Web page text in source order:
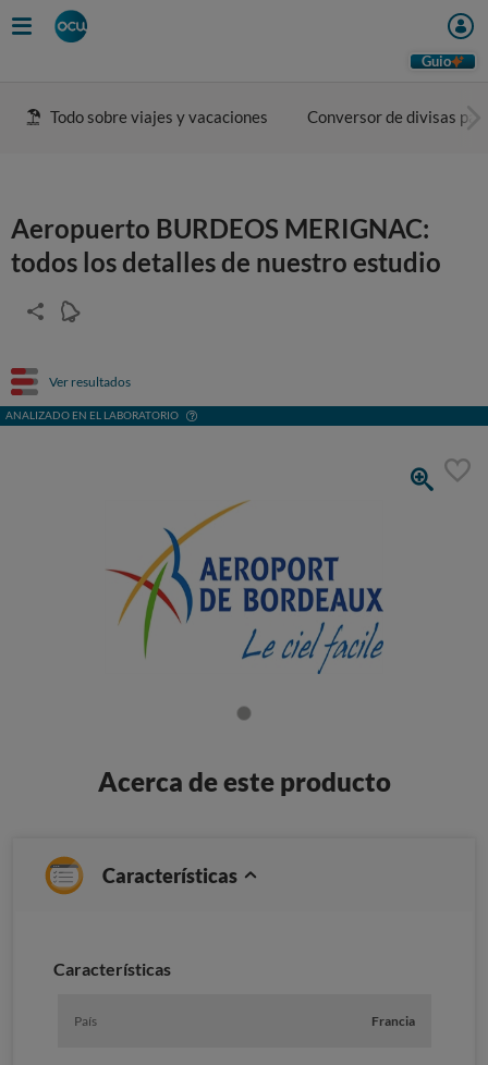
Guio
Todo sobre viajes y vacaciones Conversor de divisas
Aeropuerto BURDEOS MERIGNAC:
todos los detalles de nuestro estudio
Ver resultados
ANALIZADO EN EL LABORATORIO
Acerca de este producto
Características
Características
País Francia